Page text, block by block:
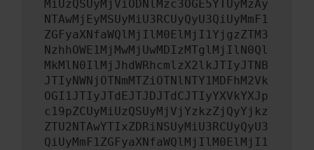
MiUzQSUyMjViODNlMzc3OGE5YTUyMzAy
NTAwMjEyMSUyMiU3RCUyQyU3QiUyMmF1
ZGFyaXNfaWQlMjIlM0ElMjI1YjgzZTM3
NzhhOWE1MjMwMjUwMDIzMTglMjIlN0Ql
MkMlN0IlMjJhdWRhcmlzX2lkJTIyJTNB
JTIyNWNjOTNmMTZiOTNlNTY1MDFhM2Vk
OGI1JTIyJTdEJTJDJTdCJTIyYXVkYXJp
c19pZCUyMiUzQSUyMjVjYzkzZjQyYjkz
ZTU2NTAwYTIxZDRiNSUyMiU3RCUyQyU3
QiUyMmF1ZGFyaXNfaWQlMjIlM0ElMjI1